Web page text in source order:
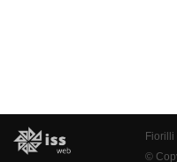
Fiorilli
©